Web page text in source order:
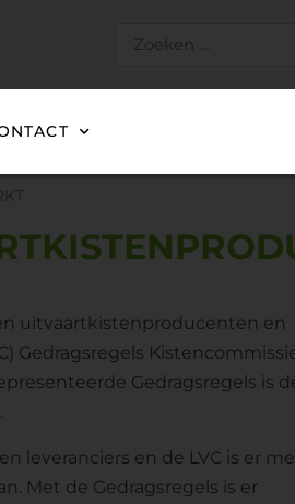
uitvaartkistenproducenten en
Gedragsregels
Gedragsregels is
leveranciers en de LVC is er
Met de Gedragsregels is er